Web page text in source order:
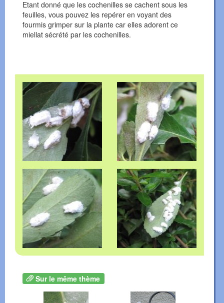
Etant donné que les cochenilles se cachent sous les
feuilles, vous pouvez les repérer en voyant des
fourmis grimper sur la plante car elles adorent ce
miellat sécrété par les cochenilles.
Sur le même thème